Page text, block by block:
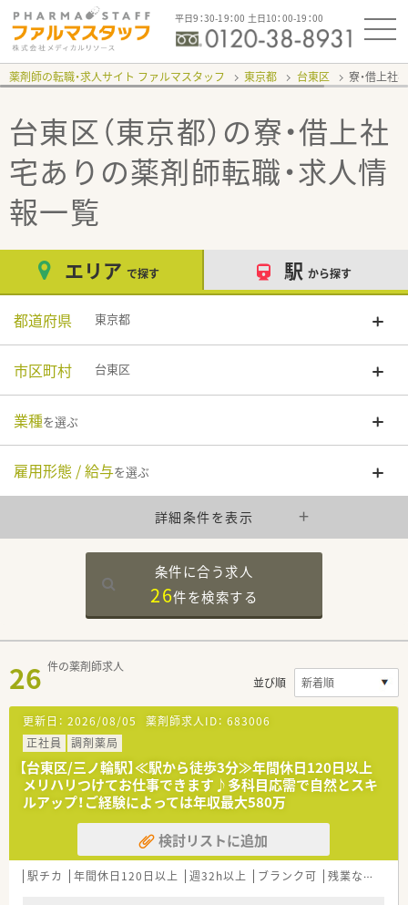
平日9：30-19：00 土日10：00-19：00
薬剤師の転職・求人サイト ファルマスタッフ 東京都 台東区 寮・借上社
台東区（東京都）の寮・借上社
宅あり の薬剤師転職・求人情
報一覧
エリア で探す 駅 から探す
都道府県 東京都
市区町村 台東区
業種を選ぶ
雇用形態 / 給与を選ぶ
詳細条件を表示
条件に合う求人
26件を検索する
26 件の薬剤師求人
並び順
更新日： 2026/08/05 薬剤師求人ID： 683006
正社員
調剤薬局
【台東区/三ノ輪駅】≪駅から徒歩3分≫年間休日120日以上
メリハリつけてお仕事できます♪多科目応需で自然とスキ
ルアップ！ご経験によっては年収最大580万
検討リストに追加
駅チカ 年間休日120日以上 週32h以上 ブランク可 残業なし(ほぼなし含む)